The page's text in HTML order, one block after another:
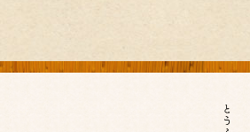
2025年2月(3)
(1)